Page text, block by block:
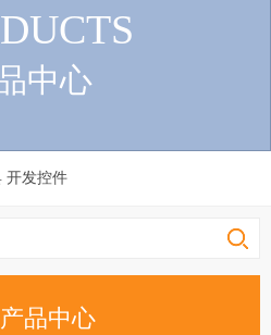
中心
开发控件
产品中心